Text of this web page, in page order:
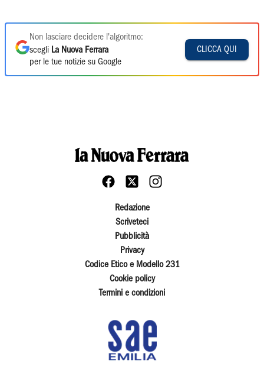
Non lasciare decidere l'algoritmo:
scegli La Nuova Ferrara
per le tue notizie su Google
CLICCA QUI
Redazione
Scriveteci
Pubblicità
Privacy
Codice Etico e Modello 231
Cookie policy
Termini e condizioni